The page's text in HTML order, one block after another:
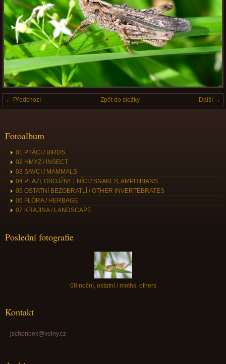
← Předchozí Další →
Zpět do složky
Fotoalbum
01 PTÁCI / BIRDS
02 HMYZ / INSECT
03 SAVCI / MAMMALS
04 PLAZI, OBOJŽIVELNÍCI / SNAKES, AMPHIBIANS
05 OSTATNÍ BEZOBRATLÍ / OTHER INVERTEBRATES
06 FLÓRA / HERBAGE
07 KRAJINA / LANDSCAPE
Poslední fotografie
08 noční, ostatní / moths, others
Kontakt
jschonbek@volny.cz